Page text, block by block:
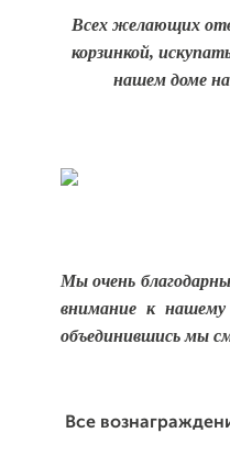
Всех желающих
корзинкой,
нашем доме
Мы очень
внимание к
объединившись мы
Все